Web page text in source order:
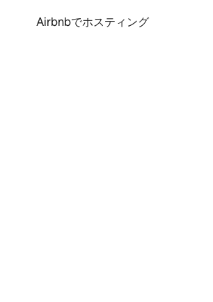
Airbnbでホスティング